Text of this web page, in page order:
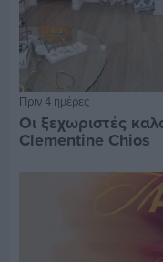
Πριν 4 ημέρες
Οι ξεχωριστές
Clementine Chios